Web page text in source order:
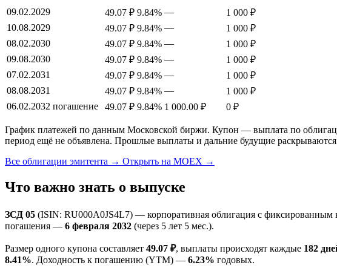
09.02.2029
49.07 ₽ 9.84% —
1 000 ₽
10.08.2029
49.07 ₽ 9.84% —
1 000 ₽
08.02.2030
49.07 ₽ 9.84% —
1 000 ₽
09.08.2030
49.07 ₽ 9.84% —
1 000 ₽
07.02.2031
49.07 ₽ 9.84% —
1 000 ₽
08.08.2031
49.07 ₽ 9.84% —
1 000 ₽
06.02.2032 погашение 49.07 ₽ 9.84% 1 000.00 ₽ 0 ₽
График платежей по данным Московской биржи. Купон — выплата по
период ещё не объявлена. Прошлые выплаты и дальние будущие
Все облигации эмитента → Открыть на MOEX →
Что важно знать о выпуске
ЗСД 05 (ISIN: RU000A0JS4L7) — корпоративная облигация с
погашения — 6 февраля 2032 (через 5 лет 5 мес.).
Размер одного купона составляет 49.07 ₽, выплаты происходят каждые 182
8.41%. Доходность к погашению (YTM) — 6.23% годовых.